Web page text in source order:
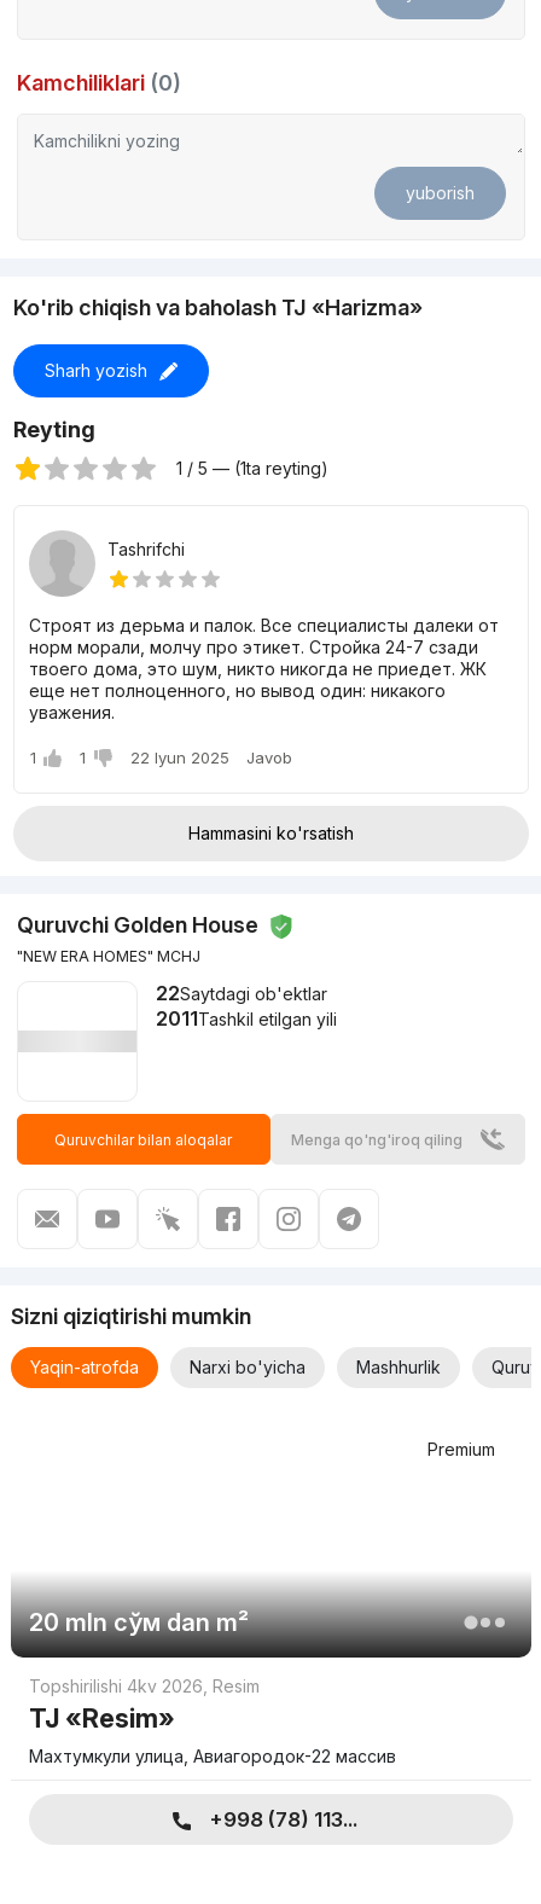
Kamchiliklari (0)
yuborish
Ko'rib chiqish va baholash TJ «Harizma»
Sharh yozish
Reyting
1 / 5 — (1ta reyting)
Tashrifchi
Строят из дерьма и палок. Все специалисты далеки от
норм морали, молчу про этикет. Стройка 24-7 сзади
твоего дома, это шум, никто никогда не приедет. ЖК
еще нет полноценного, но вывод один: никакого
уважения.
1 1 22 Iyun 2025 Javob
Hammasini ko'rsatish
Quruvchi Golden House
"NEW ERA HOMES" MCHJ
22Saytdagi ob'ektlar
2011Tashkil etilgan yili
Quruvchilar bilan aloqalar Menga qo'ng'iroq qiling
Sizni qiziqtirishi mumkin
Yaqin-atrofda Narxi bo'yicha Mashhurlik
Premium
20 mln сўмdan m²
Topshirilishi 4kv 2026, Resim
TJ «Resim»
Махтумкули улица, Авиагородок-22 массив
+998 (78) 113...